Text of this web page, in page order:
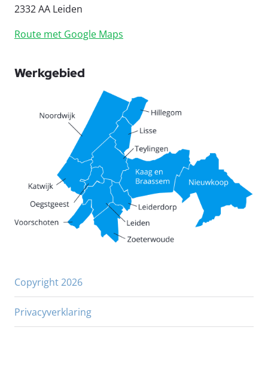
2332 AA Leiden
Route met Google Maps
Werkgebied
Copyright 2026
Privacyverklaring